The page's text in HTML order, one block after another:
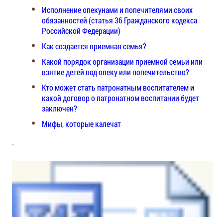
Исполнение опекунами и попечителями своих
обязанностей (статья 36 Гражданского кодекса
Российской Федерации)
Как создается приемная семья?
Какой порядок организации приемной семьи или
взятие детей под опеку или попечительство?
Кто может стать патронатным воспитателеми
какой договор о патронатном воспитании будет
заключен?
Мифы, которые калечат
.